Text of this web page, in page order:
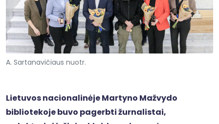
A. Sartanavičiaus nuotr.
Lietuvos nacionalinėje Martyno Mažvydo
bibliotekoje buvo pagerbti žurnalistai,